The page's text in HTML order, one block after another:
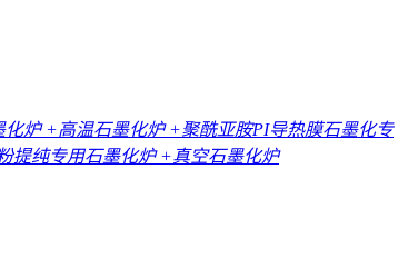
化炉+高温石墨化炉+聚酰亚胺PI导热膜石墨化专
提纯专用石墨化炉+真空石墨化炉